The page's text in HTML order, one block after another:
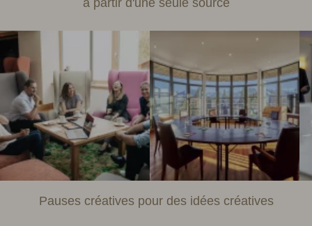
à partir d'une seule source
Pauses créatives pour des idées créatives